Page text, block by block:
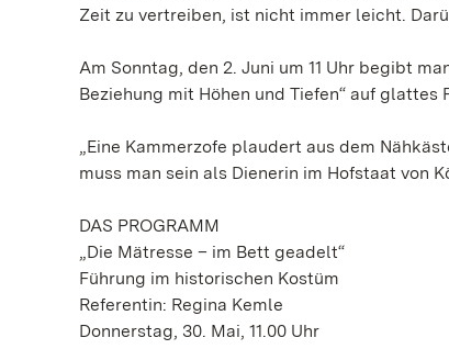
Zeit zu vertreiben, ist nicht immer leicht.
Am Sonntag, den 2. Juni um 11 Uhr begibt
Beziehung mit Höhen und Tiefen“ auf
„Eine Kammerzofe plaudert aus dem
muss man sein als Dienerin im Hofstaat von
DAS PROGRAMM
„Die Mätresse – im Bett geadelt“
Führung im historischen Kostüm
Referentin: Regina Kemle
Donnerstag, 30. Mai, 11.00 Uhr